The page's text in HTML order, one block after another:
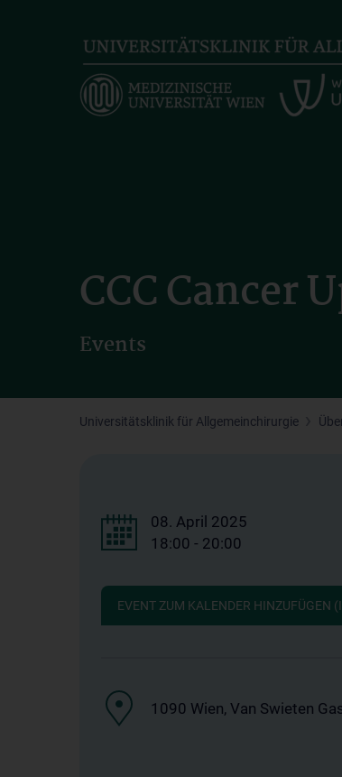
CCC Cancer
Events
Universitätsklinik für Allgemeinchirurgie
08. April 2025
18:00 - 20:00
EVENT ZUM KALENDER HINZUFÜGEN
1090 Wien, Van Swieten